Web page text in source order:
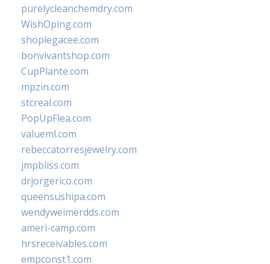
purelycleanchemdry.com
WishOping.com
shoplegacee.com
bonvivantshop.com
CupPlante.com
mpzin.com
stcreal.com
PopUpFlea.com
valueml.com
rebeccatorresjewelry.com
jmpbliss.com
drjorgerico.com
queensushipa.com
wendyweimerdds.com
ameri-camp.com
hrsreceivables.com
empconst1.com